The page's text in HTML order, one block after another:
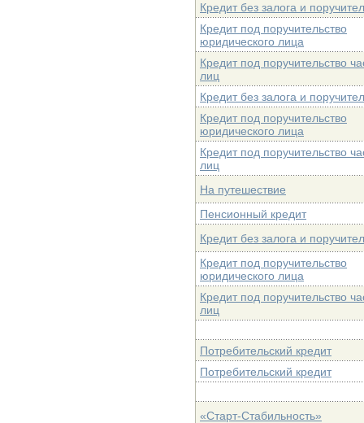
Кредит без залога и
Кредит под поручительство
юридического лица
Кредит под поручительство
лиц
Кредит без залога и
Кредит под поручительство
юридического лица
Кредит под поручительство
лиц
На путешествие
Пенсионный кредит
Кредит без залога и
Кредит под поручительство
юридического лица
Кредит под поручительство
лиц
Потребительский кредит
Потребительский кредит
«Старт-Стабильность»